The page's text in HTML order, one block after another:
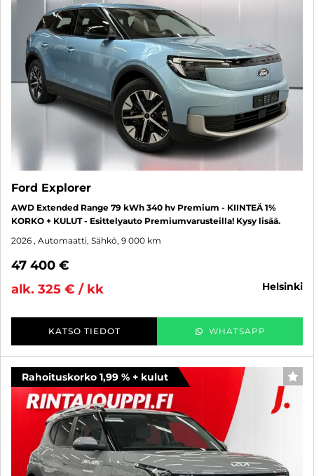
Ford Explorer
AWD Extended Range 79 kWh 340 hv Premium - KIINTEÄ 1%
KORKO + KULUT - Esittelyauto Premiumvarusteilla! Kysy lisää.
2026 , Automaatti, Sähkö, 9 000 km
47 400 €
alk. 325 € / kk
helsinki
KATSO TIEDOT WHATSAPP
Rahoituskorko 1,99 % + kulut